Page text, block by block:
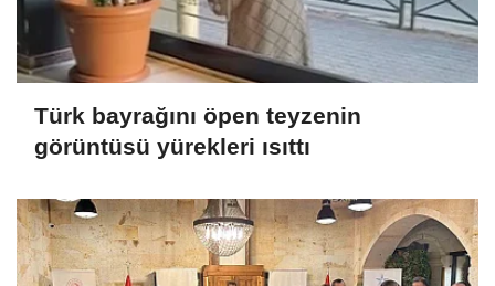
Türk bayrağını öpen teyzenin
görüntüsü yürekleri ısıttı